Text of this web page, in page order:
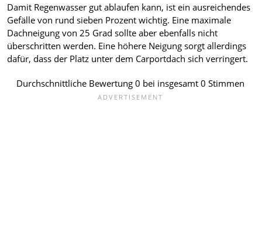
Damit Regenwasser gut ablaufen kann, ist ein ausreichendes
Gefälle von rund sieben Prozent wichtig. Eine maximale
Dachneigung von 25 Grad sollte aber ebenfalls nicht
überschritten werden. Eine höhere Neigung sorgt allerdings
dafür, dass der Platz unter dem Carportdach sich verringert.
Durchschnittliche Bewertung0 bei insgesamt0 Stimmen